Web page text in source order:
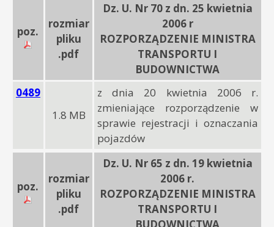
poz.
rozmiar
pliku
.pdf
Dz. U. Nr 70 z dn. 25 kwietnia
2006 r
ROZPORZĄDZENIE MINISTRA
TRANSPORTU I
BUDOWNICTWA
0489
1.8 MB
z dnia 20 kwietnia 2006 r.
zmieniające rozporządzenie w
sprawie rejestracji i oznaczania
pojazdów
poz.
rozmiar
pliku
.pdf
Dz. U. Nr 65 z dn. 19 kwietnia
2006 r.
ROZPORZĄDZENIE MINISTRA
TRANSPORTU I